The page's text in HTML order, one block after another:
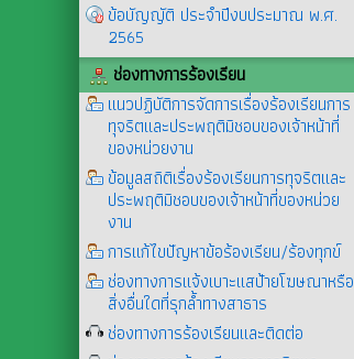
ข้อบัญญัติ ประจำปีงบประมาณ พ.ศ.
2565
ช่องทางการร้องเรียน
แนวปฏิบัติการจัดการเรื่องร้องเรียนการ
ทุจริตและประพฤติมิชอบของเจ้าหน้าที่
ของหน่วยงาน
ข้อมูลสถิติเรื่องร้องเรียนการทุจริตและ
ประพฤติมิชอบของเจ้าหน้าที่ของหน่วย
งาน
การแก้ไขปัญหาข้อร้องเรียน/ร้องทุกข์
ช่องทางการแจ้งเบาะแสป้ายโฆษณาหรือ
สิ่งอื่นใดที่รุกล้ำทางสาธาร
ช่องทางการร้องเรียนและติดต่อ